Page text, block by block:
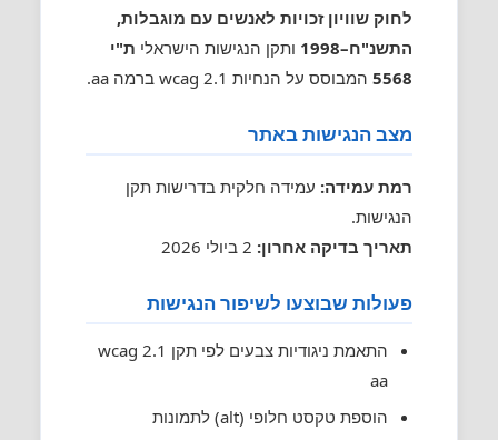
לחוק שוויון זכויות לאנשים עם מוגבלות,
התשנ"ח–1998
ותקן הנגישות הישראלי ת"י
5568המבוסס על הנחיות wcag 2.1 ברמה aa.
מצב הנגישות באתר
רמת עמידה: עמידה חלקית בדרישות תקן
הנגישות.
תאריך בדיקה אחרון:
פעולות שבוצעו לשיפור הנגישות
התאמת ניגודיות צבעים לפי תקן wcag 2.1
aa
הוספת טקסט חלופי (alt) לתמונות